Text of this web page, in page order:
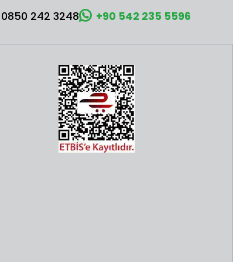
0850 242 3248 +90 542 235 5596